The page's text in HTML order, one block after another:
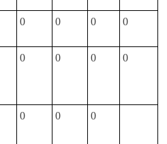
0 0 0 0
0 0 0 0
0 0 0